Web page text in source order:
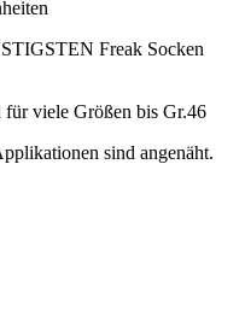
Freak Socken
für viele Größen bis Gr.46
sind angenäht.